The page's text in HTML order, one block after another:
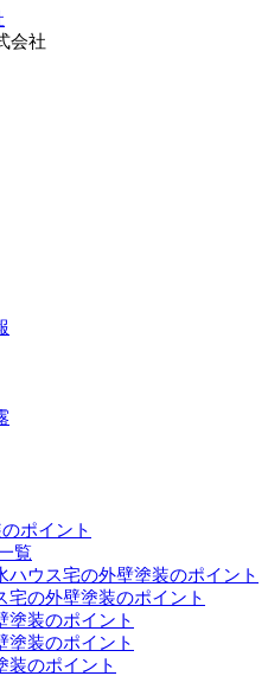
会社
ポイント
覧
ハウス宅の外壁塗装のポイント
宅の外壁塗装のポイント
塗装のポイント
塗装のポイント
装のポイント